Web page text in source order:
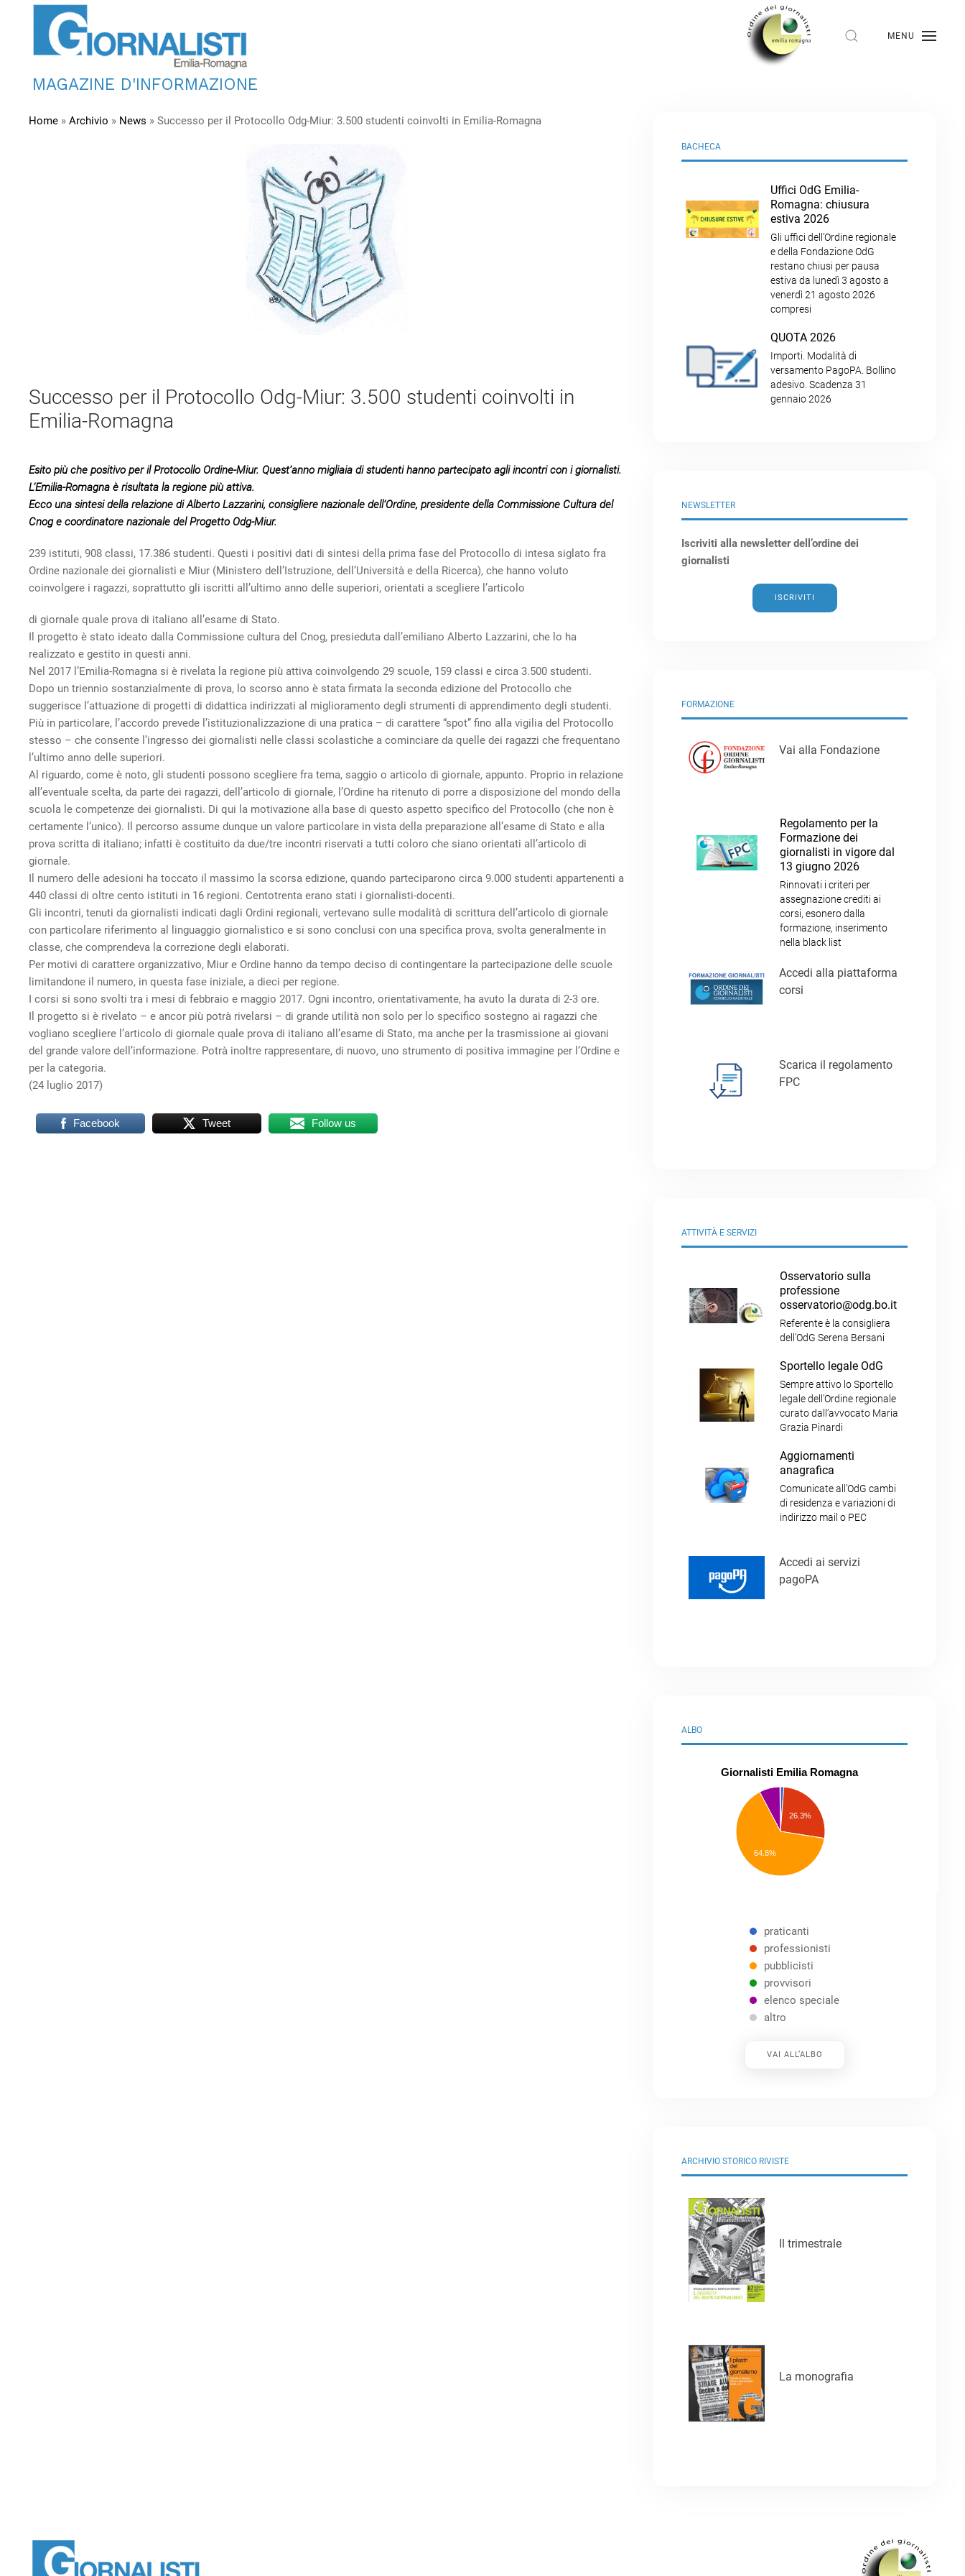
MENU
MAGAZINE D'INFORMAZIONE
Home » Archivio » News » Successo per il Protocollo Odg-Miur: 3.500 studenti coinvolti in Emilia-Romagna
Successo per il Protocollo Odg-Miur: 3.500 studenti coinvolti in
Emilia-Romagna
Esito più che positivo per il Protocollo Ordine-Miur. Quest’anno migliaia di studenti hanno partecipato agli incontri con i giornalisti.
L’Emilia-Romagna è risultata la regione più attiva.
Ecco una sintesi della relazione di Alberto Lazzarini, consigliere nazionale dell’Ordine, presidente della Commissione Cultura del
Cnog e coordinatore nazionale del Progetto Odg-Miur.
239 istituti, 908 classi, 17.386 studenti. Questi i positivi dati di sintesi della prima fase del Protocollo di intesa siglato fra
Ordine nazionale dei giornalisti e Miur (Ministero dell’Istruzione, dell’Università e della Ricerca), che hanno voluto
coinvolgere i ragazzi, soprattutto gli iscritti all’ultimo anno delle superiori, orientati a scegliere l’articolo
di giornale quale prova di italiano all’esame di Stato.
Il progetto è stato ideato dalla Commissione cultura del Cnog, presieduta dall’emiliano Alberto Lazzarini, che lo ha
realizzato e gestito in questi anni.
Nel 2017 l’Emilia-Romagna si è rivelata la regione più attiva coinvolgendo 29 scuole, 159 classi e circa 3.500 studenti.
Dopo un triennio sostanzialmente di prova, lo scorso anno è stata firmata la seconda edizione del Protocollo che
suggerisce l’attuazione di progetti di didattica indirizzati al miglioramento degli strumenti di apprendimento degli studenti.
Più in particolare, l’accordo prevede l’istituzionalizzazione di una pratica – di carattere “spot” fino alla vigilia del Protocollo
stesso – che consente l’ingresso dei giornalisti nelle classi scolastiche a cominciare da quelle dei ragazzi che frequentano
l’ultimo anno delle superiori.
Al riguardo, come è noto, gli studenti possono scegliere fra tema, saggio o articolo di giornale, appunto. Proprio in relazione
all’eventuale scelta, da parte dei ragazzi, dell’articolo di giornale, l’Ordine ha ritenuto di porre a disposizione del mondo della
scuola le competenze dei giornalisti. Di qui la motivazione alla base di questo aspetto specifico del Protocollo (che non è
certamente l’unico). Il percorso assume dunque un valore particolare in vista della preparazione all’esame di Stato e alla
prova scritta di italiano; infatti è costituito da due/tre incontri riservati a tutti coloro che siano orientati all’articolo di
giornale.
Il numero delle adesioni ha toccato il massimo la scorsa edizione, quando parteciparono circa 9.000 studenti appartenenti a
440 classi di oltre cento istituti in 16 regioni. Centotrenta erano stati i giornalisti-docenti.
Gli incontri, tenuti da giornalisti indicati dagli Ordini regionali, vertevano sulle modalità di scrittura dell’articolo di giornale
con particolare riferimento al linguaggio giornalistico e si sono conclusi con una specifica prova, svolta generalmente in
classe, che comprendeva la correzione degli elaborati.
Per motivi di carattere organizzativo, Miur e Ordine hanno da tempo deciso di contingentare la partecipazione delle scuole
limitandone il numero, in questa fase iniziale, a dieci per regione.
I corsi si sono svolti tra i mesi di febbraio e maggio 2017. Ogni incontro, orientativamente, ha avuto la durata di 2-3 ore.
Il progetto si è rivelato – e ancor più potrà rivelarsi – di grande utilità non solo per lo specifico sostegno ai ragazzi che
vogliano scegliere l’articolo di giornale quale prova di italiano all’esame di Stato, ma anche per la trasmissione ai giovani
del grande valore dell’informazione. Potrà inoltre rappresentare, di nuovo, uno strumento di positiva immagine per l’Ordine e
per la categoria.
(24 luglio 2017)
Facebook Tweet Follow us
BACHECA
Uffici OdG Emilia-
Romagna: chiusura
estiva 2026
Gli uffici dell’Ordine regionale
e della Fondazione OdG
restano chiusi per pausa
estiva da lunedì 3 agosto a
venerdì 21 agosto 2026
compresi
QUOTA 2026
Importi. Modalità di
versamento PagoPA. Bollino
adesivo. Scadenza 31
gennaio 2026
NEWSLETTER
Iscriviti alla newsletter dell’ordine dei
giornalisti
ISCRIVITI
FORMAZIONE
Vai alla Fondazione
Regolamento per la
Formazione dei
giornalisti in vigore dal
13 giugno 2026
Rinnovati i criteri per
assegnazione crediti ai
corsi, esonero dalla
formazione, inserimento
nella black list
Accedi alla piattaforma
corsi
Scarica il regolamento
FPC
ATTIVITÀ E SERVIZI
Osservatorio sulla
professione
osservatorio@odg.bo.it
Referente è la consigliera
dell’OdG Serena Bersani
Sportello legale OdG
Sempre attivo lo Sportello
legale dell’Ordine regionale
curato dall’avvocato Maria
Grazia Pinardi
Aggiornamenti
anagrafica
Comunicate all’OdG cambi
di residenza e variazioni di
indirizzo mail o PEC
Accedi ai servizi
pagoPA
ALBO
Giornalisti Emilia Romagna
26.3%
64.8%
praticanti
professionisti
pubblicisti
provvisori
elenco speciale
altro
VAI ALL’ALBO
ARCHIVIO STORICO RIVISTE
Il trimestrale
La monografia